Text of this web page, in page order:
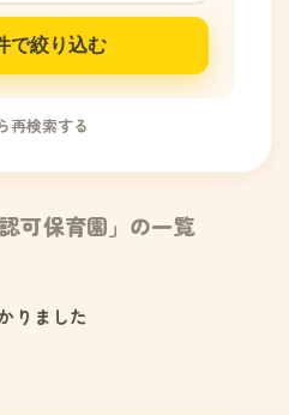
で絞り込む
再検索する
可保育園」の一覧
りました